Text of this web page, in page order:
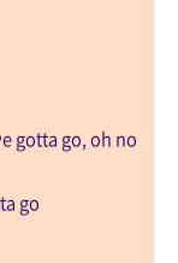
gotta go, oh no
go